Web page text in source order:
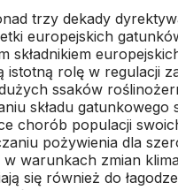
trzy dekady
europejskich
składnikiem
istotną rolę w regulacji
ssaków
składu gatunkowego
chorób populacji
pożywienia dla
warunkach zmian
się również do